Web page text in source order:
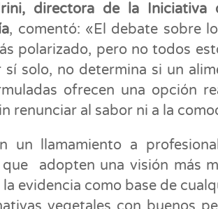
directora de la Iniciativa
, comentó: «El debate sobre
polarizado, pero no todos
solo, no determina si un
ofrecen una opción
renunciar al sabor ni a la
un llamamiento a
adopten una visión más
evidencia como base de